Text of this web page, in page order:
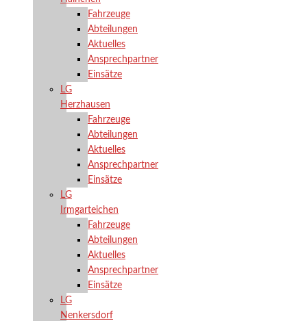
Fahrzeuge
Abteilungen
Aktuelles
Ansprechpartner
Einsätze
LG
Herzhausen
Fahrzeuge
Abteilungen
Aktuelles
Ansprechpartner
Einsätze
LG
Irmgarteichen
Fahrzeuge
Abteilungen
Aktuelles
Ansprechpartner
Einsätze
LG
Nenkersdorf